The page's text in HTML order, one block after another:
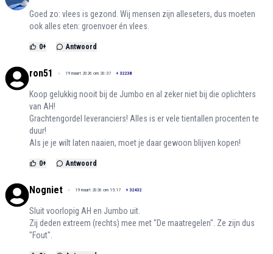
Goed zo: vlees is gezond. Wij mensen zijn alleseters, dus moeten
ook alles eten: groenvoer én vlees.
0+ Antwoord
ron51 19 maart 2026 om 20:37 + 32238
Koop gelukkig nooit bij de Jumbo en al zeker niet bij die oplichters
van AH!
Grachtengordel leveranciers! Alles is er vele tientallen procenten te
duur!
Als je je wilt laten naaien, moet je daar gewoon blijven kopen!
0+ Antwoord
Nogniet 19 maart 2026 om 15:17 + 32432
Sluit voorlopig AH en Jumbo uit.
Zij deden extreem (rechts) mee met "De maatregelen". Ze zijn dus
"Fout".